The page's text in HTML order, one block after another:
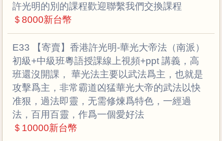
許光明的別的課程歡迎聯繫我們交換課程
＄8000新台幣
E33 【寄賣】香港許光明-華光大帝法（南派）
初級+中級班粵語授課線上視頻+ppt 講義，高
班還沒開課， 華光法主要以武法爲主，也就是
攻擊爲主，⾮常霸道凶猛華光⼤帝的武法以快
准狠，過法即靈，⽆需修煉爲特⾊，⼀經過
法，百⽤百靈，作爲⼀個愛好法
＄10000新台幣